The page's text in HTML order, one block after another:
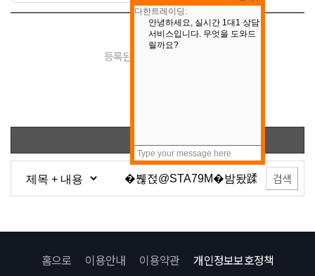
등록된 게시물이 없습니다.
검색
홈으로 이용안내 이용약관 개인정보보호정책